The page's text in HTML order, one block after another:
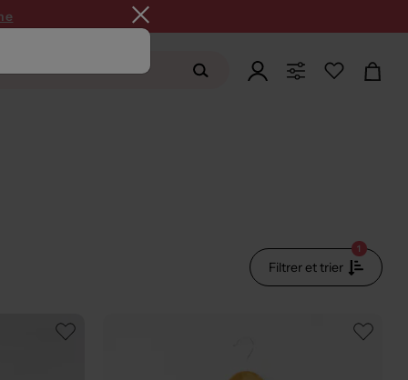
Filtrer et trier
1